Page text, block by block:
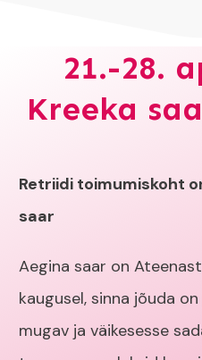
21.-28.
Kreeka
Retriidi toimumiskoht
saar
Aegina saar on
kaugusel, sinna jõuda
mugav ja väikesesse